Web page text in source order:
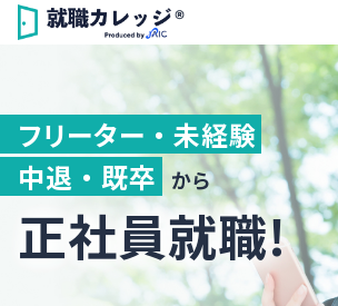
フリーター ・ 未経験
中退 ・ 既卒
から
正社員就職!